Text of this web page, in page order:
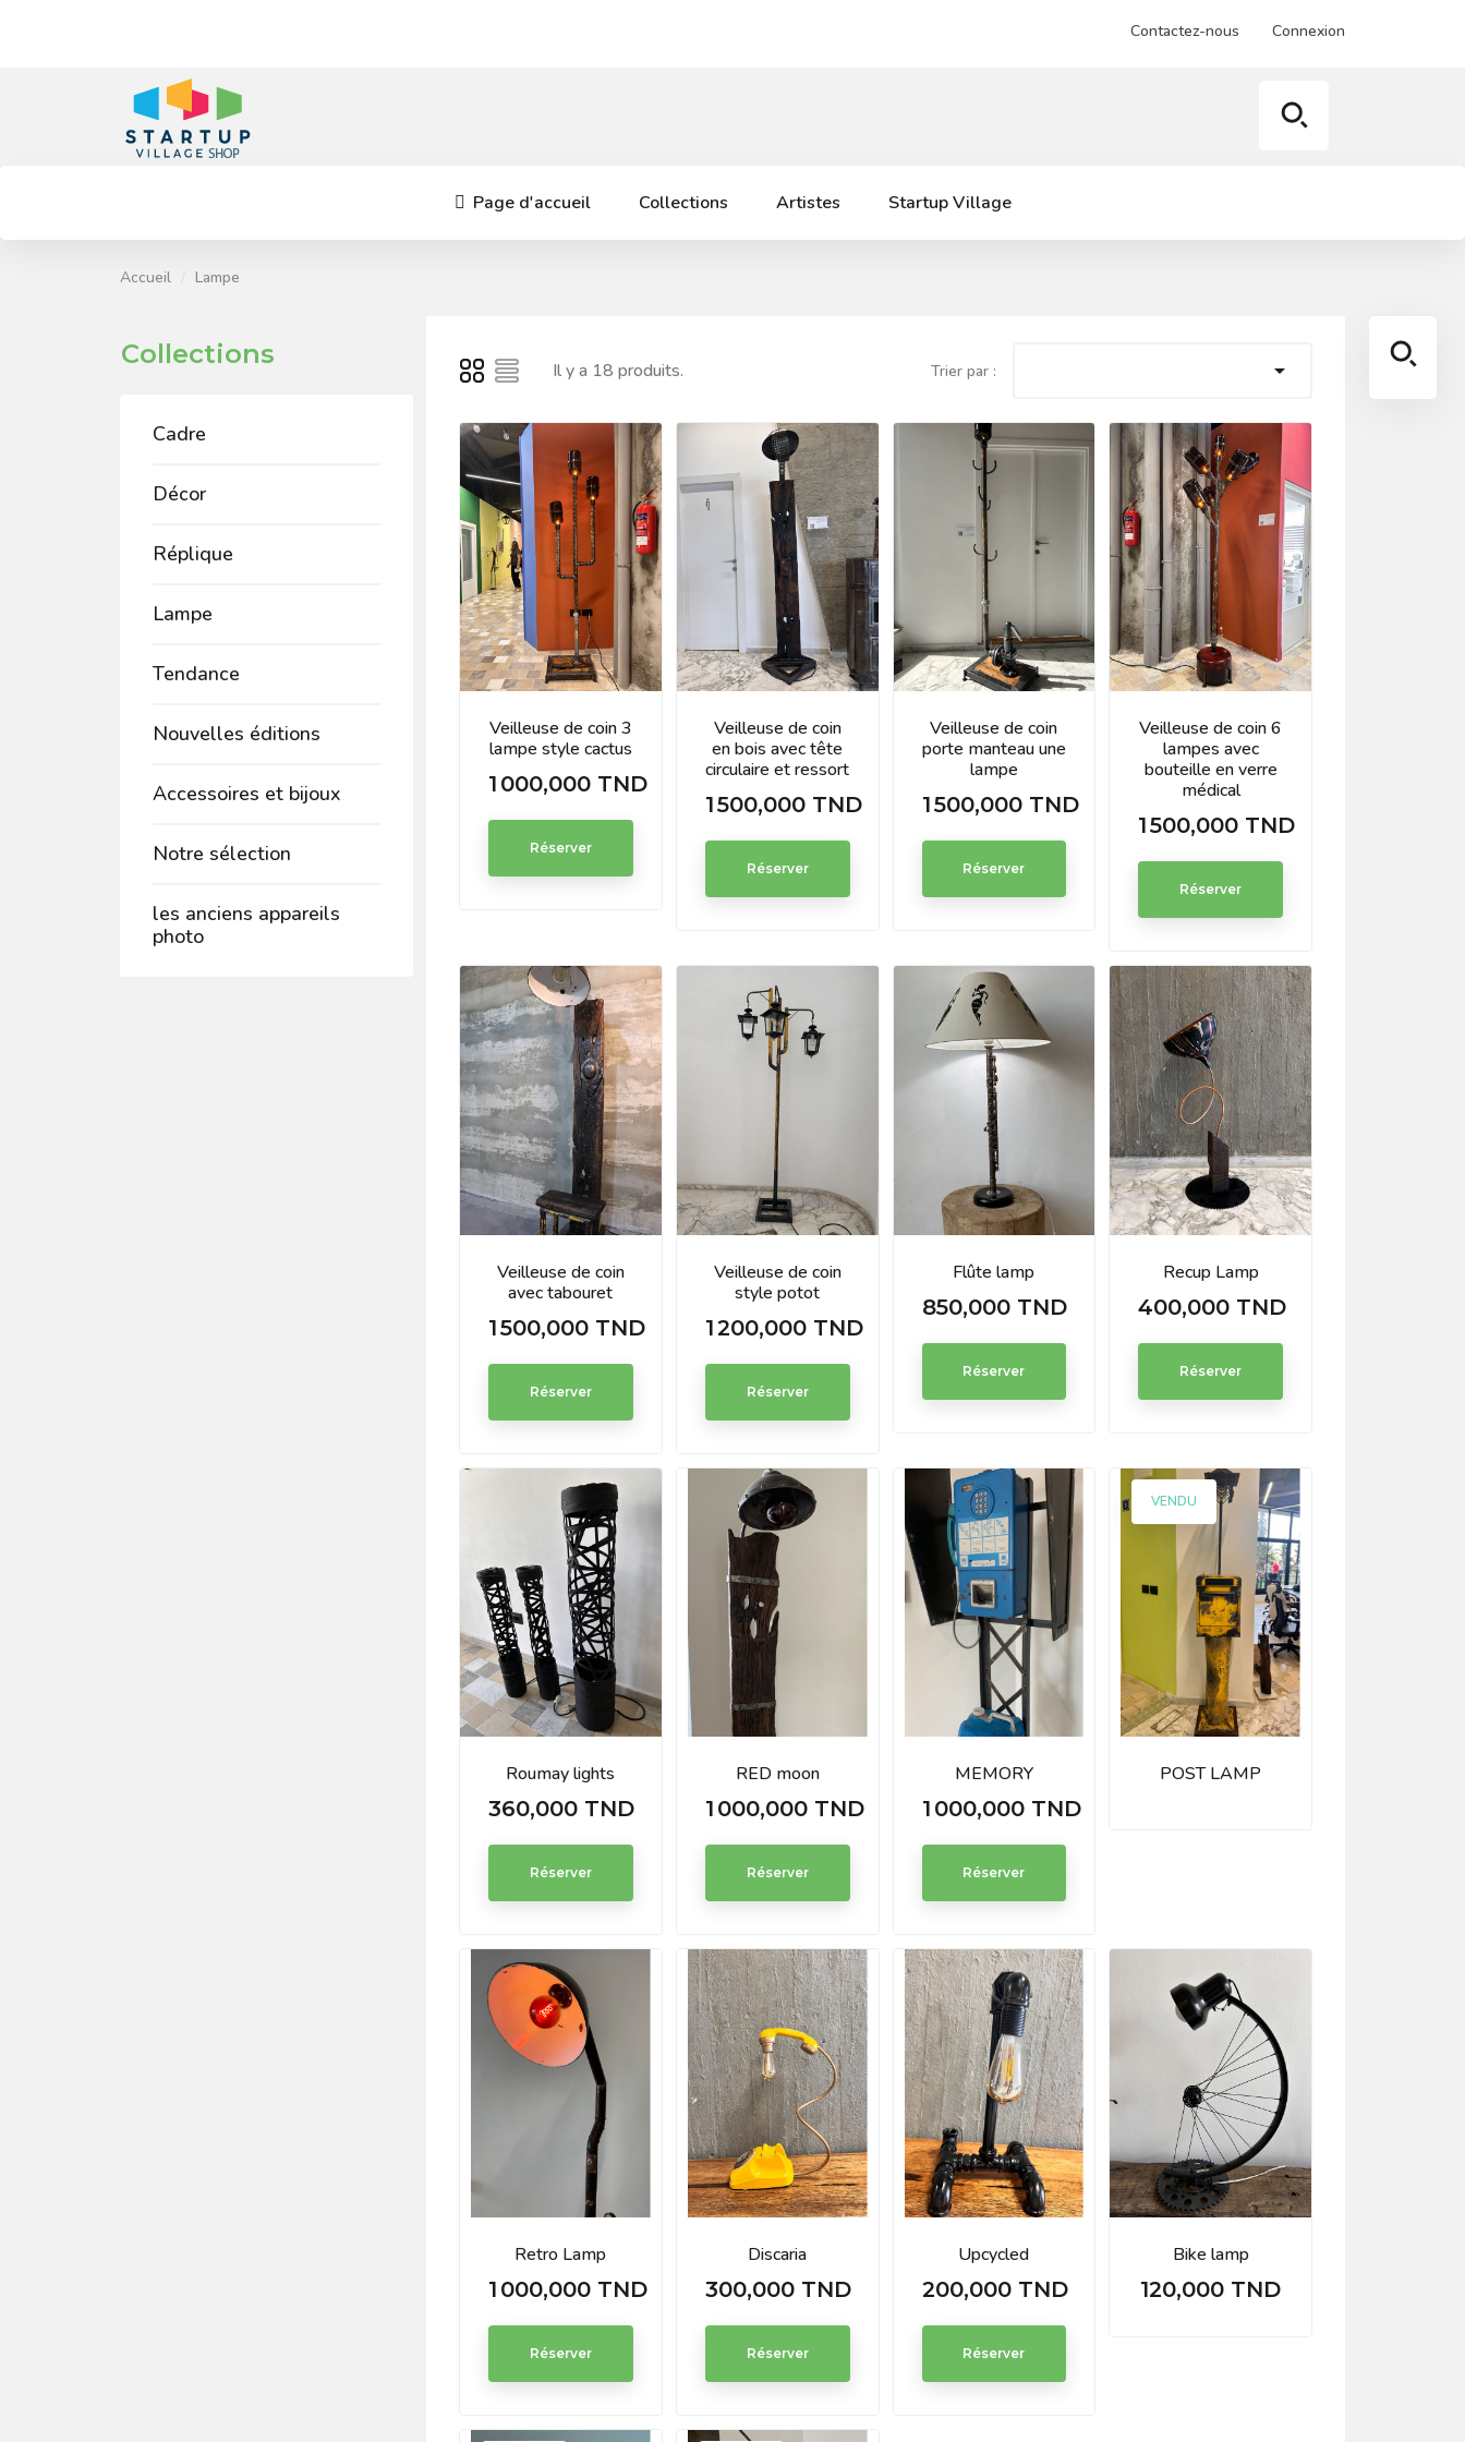
Contactez-nous Connexion
Page d'accueil Collections Artistes Startup Village
Accueil Lampe
Collections
Cadre
Décor
Réplique
Lampe
Tendance
Nouvelles éditions
Accessoires et bijoux
Notre sélection
les anciens appareils
photo
Il y a 18 produits. Trier par : 
Veilleuse de coin 3
lampe style cactus
Prix
1 000,000 TND
Réserver
Veilleuse de coin
en bois avec tête
circulaire et ressort
Prix
1 500,000 TND
Réserver
Veilleuse de coin
porte manteau une
lampe
Prix
1 500,000 TND
Réserver
Veilleuse de coin 6
lampes avec
bouteille en verre
médical
Prix
1 500,000 TND
Réserver
Veilleuse de coin
avec tabouret
Prix
1 500,000 TND
Réserver
Veilleuse de coin
style potot
Prix
1 200,000 TND
Réserver
Flûte lamp
Prix
850,000 TND
Réserver
Recup Lamp
Prix
400,000 TND
Réserver
Roumay lights
Prix
360,000 TND
Réserver
RED moon
Prix
1 000,000 TND
Réserver
MEMORY
Prix
1 000,000 TND
Réserver
POST LAMP
VENDU
Retro Lamp
Prix
1 000,000 TND
Réserver
Discaria
Prix
300,000 TND
Réserver
Upcycled
Prix
200,000 TND
Réserver
Bike lamp
Prix
120,000 TND